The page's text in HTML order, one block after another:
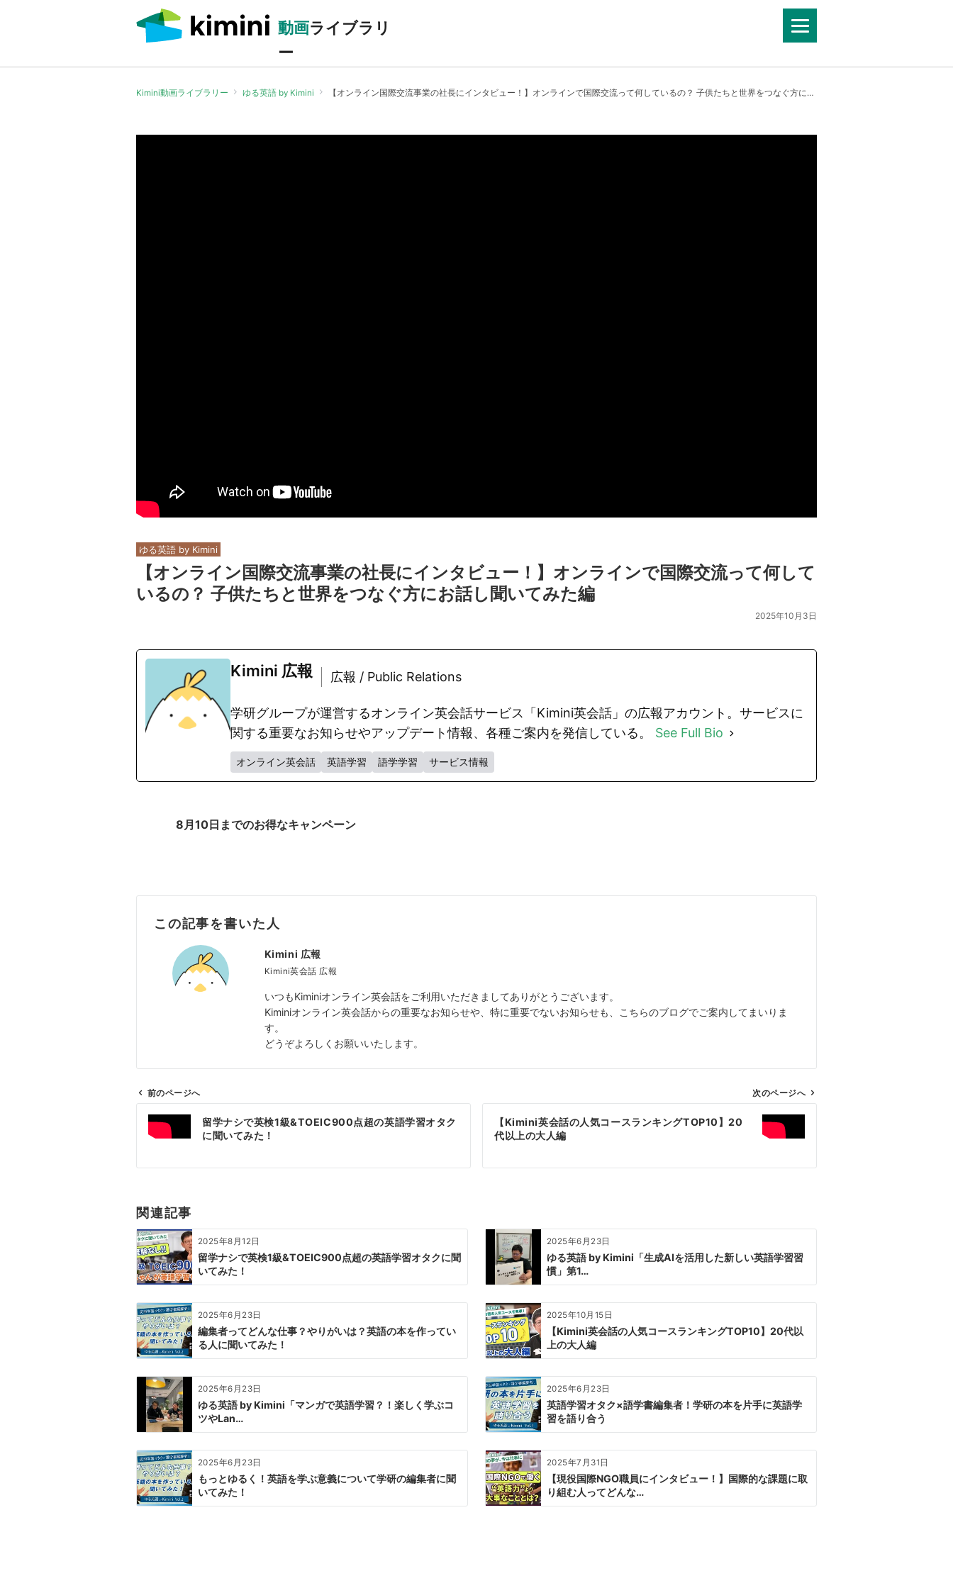
動画ライブラリ
ー
Kimini動画ライブラリー ゆる英語 by Kimini 【オンライン国際交流事業の社長にインタビュー！】オンラインで国際交流って何しているの？ 子供たちと世界をつなぐ方にお話し聞いてみた編
ゆる英語 by Kimini
【オンライン国際交流事業の社長にインタビュー！】オンラインで国際交流って何して
いるの？ 子供たちと世界をつなぐ方にお話し聞いてみた編
2025年10月3日
Kimini 広報 広報 / Public Relations
学研グループが運営するオンライン英会話サービス「Kimini英会話」の広報アカウント。サービスに
関する重要なお知らせやアップデート情報、各種ご案内を発信している。 See Full Bio
オンライン英会話 英語学習 語学学習 サービス情報
8月10日までのお得なキャンペーン
この記事を書いた人
Kimini 広報
Kimini英会話 広報
いつもKiminiオンライン英会話をご利用いただきましてありがとうございます。
Kiminiオンライン英会話からの重要なお知らせや、特に重要でないお知らせも、こちらのブログでご案内してまいりま
す。
どうぞよろしくお願いいたします。
ビ
シ
ョ
ン
前のページへ
留学ナシで英検1級&TOEIC900点超の英語学習オタク
に聞いてみた！
次のページへ
【Kimini英会話の人気コースランキングTOP10】20
代以上の大人編
関連記事
2025年8月12日
留学ナシで英検1級&TOEIC900点超の英語学習オタクに聞
いてみた！
2025年6月23日
ゆる英語 by Kimini「生成AIを活用した新しい英語学習習
慣」第1…
2025年6月23日
編集者ってどんな仕事？やりがいは？英語の本を作ってい
る人に聞いてみた！
2025年10月15日
【Kimini英会話の人気コースランキングTOP10】20代以
上の大人編
2025年6月23日
ゆる英語 by Kimini「マンガで英語学習？！楽しく学ぶコ
ツやLan…
2025年6月23日
英語学習オタク×語学書編集者！学研の本を片手に英語学
習を語り合う
2025年6月23日
もっとゆるく！英語を学ぶ意義について学研の編集者に聞
いてみた！
2025年7月31日
【現役国際NGO職員にインタビュー！】国際的な課題に取
り組む人ってどんな…